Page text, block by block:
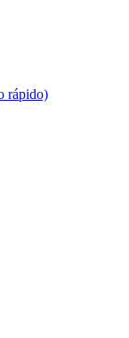
rápido)